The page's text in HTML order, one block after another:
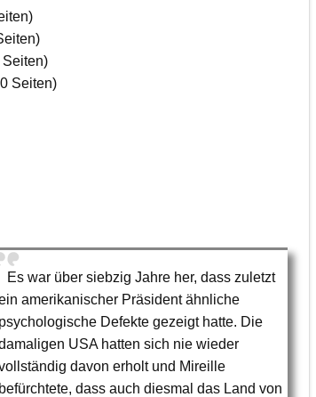
Seiten)
Es war über siebzig Jahre her, dass zuletzt
amerikanischer Präsident ähnliche
psychologische Defekte gezeigt hatte. Die
USA hatten sich nie wieder
davon erholt und Mireille
befürchtete, dass auch diesmal das Land von